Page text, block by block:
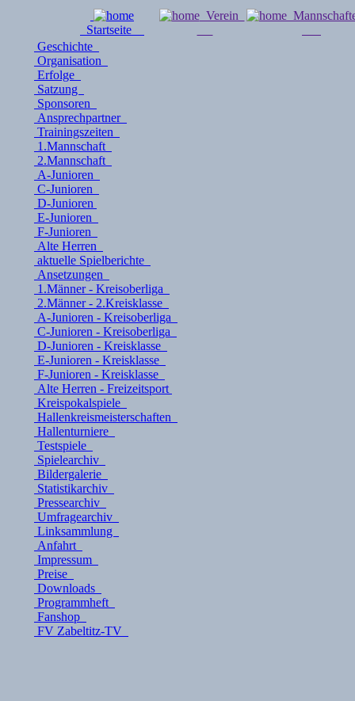
Startseite
Verein
Geschichte
Organisation
Erfolge
Satzung
Sponsoren
Ansprechpartner
Trainingszeiten
1.Mannschaft
2.Mannschaft
A-Junioren
C-Junioren
D-Junioren
E-Junioren
F-Junioren
Alte Herren
aktuelle Spielberichte
Ansetzungen
1.Männer - Kreisoberliga
2.Männer - 2.Kreisklasse
A-Junioren - Kreisoberliga
C-Junioren - Kreisoberliga
D-Junioren - Kreisklasse
E-Junioren - Kreisklasse
F-Junioren - Kreisklasse
Alte Herren - Freizeitsport
Kreispokalspiele
Hallenkreismeisterschaften
Hallenturniere
Testspiele
Spielearchiv
Bildergalerie
Statistikarchiv
Pressearchiv
Umfragearchiv
Linksammlung
Anfahrt
Impressum
Preise
Downloads
Programmheft
Fanshop
FV Zabeltitz-TV